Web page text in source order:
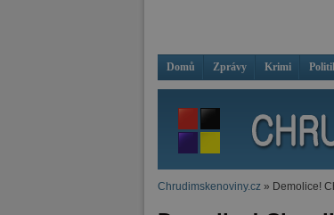
Domů Zprávy Krimi
Chrudimskenoviny.cz » Demolice!